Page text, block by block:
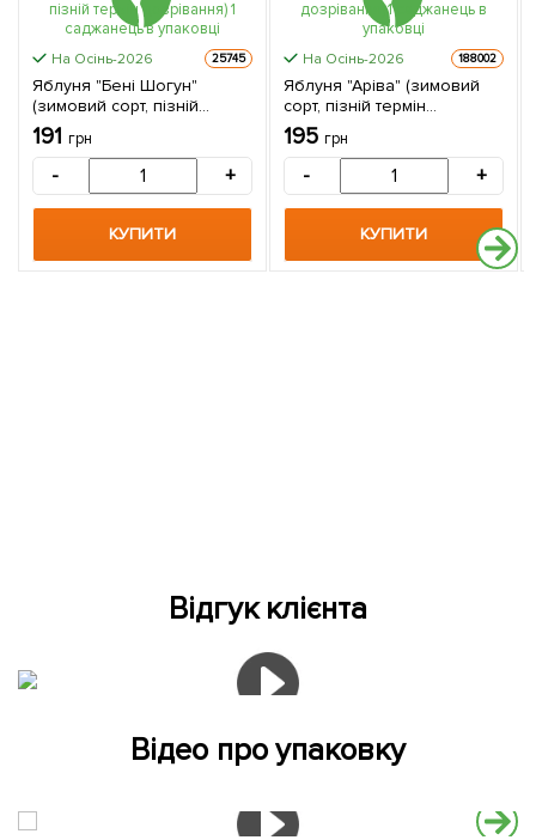
На Осінь-2026 25745
Яблуня "Бені Шогун"
(зимовий сорт, пізній
термін дозрівання) 1
саджанець в упаковці
191 грн
- +
КУПИТИ
На Осінь-2026 188002
Яблуня "Аріва" (зимовий
сорт, пізній термін
дозрівання) 1 саджанець в
упаковці
195 грн
- +
КУПИТИ
Відгук клієнта
Відео про упаковку